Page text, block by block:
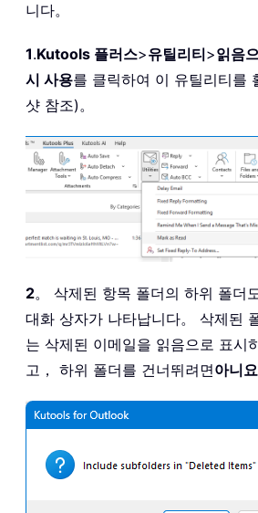
니다。
1.Kutools 플러스>유틸리티>읽음
시 사용를 클릭하여 이 유틸리티를
샷 참조)。
2。 삭제된 항목 폴더의 하위 폴더
대화 상자가 나타납니다。 삭제된
는 삭제된 이메일을 읽음으로 표시
고， 하위 폴더를 건너뛰려면아니요